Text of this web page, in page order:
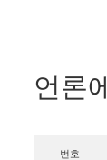
언론
번호